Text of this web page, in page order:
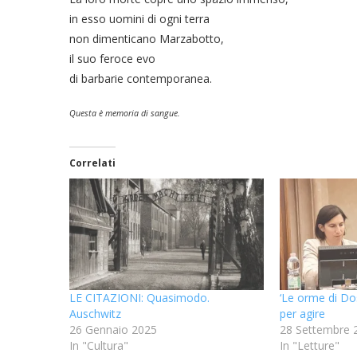
in esso uomini di ogni terra
non dimenticano Marzabotto,
il suo feroce evo
di barbarie contemporanea.
Questa è memoria di sangue.
Correlati
LE CITAZIONI: Quasimodo.
Auschwitz
26 Gennaio 2025
In "Cultura"
‘Le orme di
per agire
28 Settembre
In "Letture"